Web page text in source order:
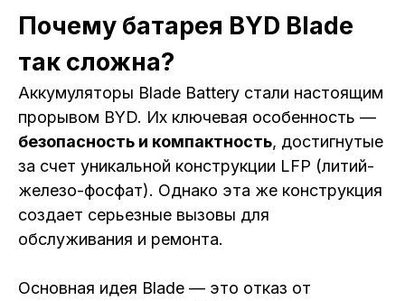
Почему батарея BYD Blade
так сложна?
Аккумуляторы Blade Battery стали настоящим
прорывом BYD. Их ключевая особенность —
безопасность и компактность, достигнутые
за счет уникальной конструкции LFP (литий-
железо-фосфат). Однако эта же конструкция
создает серьезные вызовы для
обслуживания и ремонта.
Основная идея Blade — это отказ от